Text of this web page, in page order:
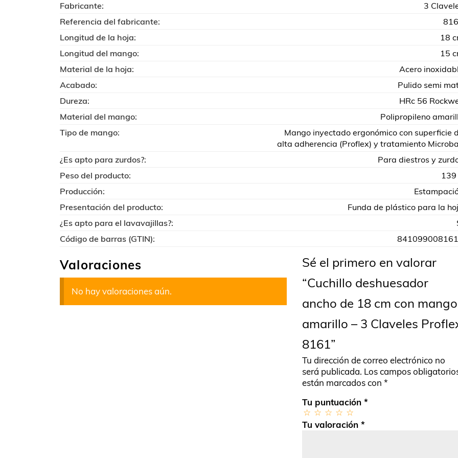
Fabricante:
3
Referencia del fabricante:
Longitud de la hoja:
18
Longitud del mango:
15
Material de la hoja:
Acero
Acabado:
Pulido semi
Dureza:
HRc 56
Material del mango:
Polipropileno
Tipo de mango:
Mango inyectado ergonómico con superficie
alta adherencia (Proflex) y tratamiento
¿Es apto para zurdos?:
Para diestros y
Peso del producto:
Producción:
Presentación del producto:
Funda de plástico para la
¿Es apto para el lavavajillas?:
Código de barras (GTIN):
Valoraciones
No hay valoraciones aún.
Sé el primero en valorar
“Cuchillo deshuesador
ancho de 18 cm con mango
amarillo – 3 Claveles
8161”
Tu dirección de correo electrónico no
será publicada. Los campos
están marcados con *
Tu puntuación *
Tu valoración *